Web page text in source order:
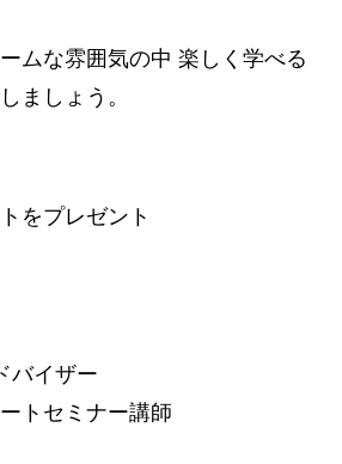
ムな雰囲気の中 楽しく学べる
ましょう。
をプレゼント
バイザー
トセミナー講師